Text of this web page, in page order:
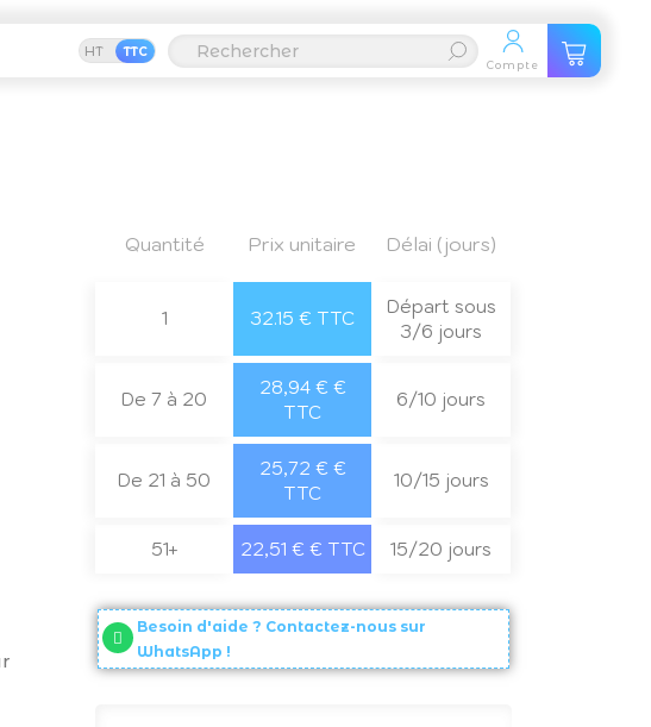
HT TTC
Compte
Quantité Prix unitaire Délai (jours)
1 32.15 € TTC
Départ sous
3/6 jours
De 7 à 20
28,94 € €
TTC
6/10 jours
De 21 à 50
25,72 € €
TTC
10/15 jours
51+ 22,51 € € TTC 15/20 jours
Besoin d'aide ? Contactez-nous sur
WhatsApp !